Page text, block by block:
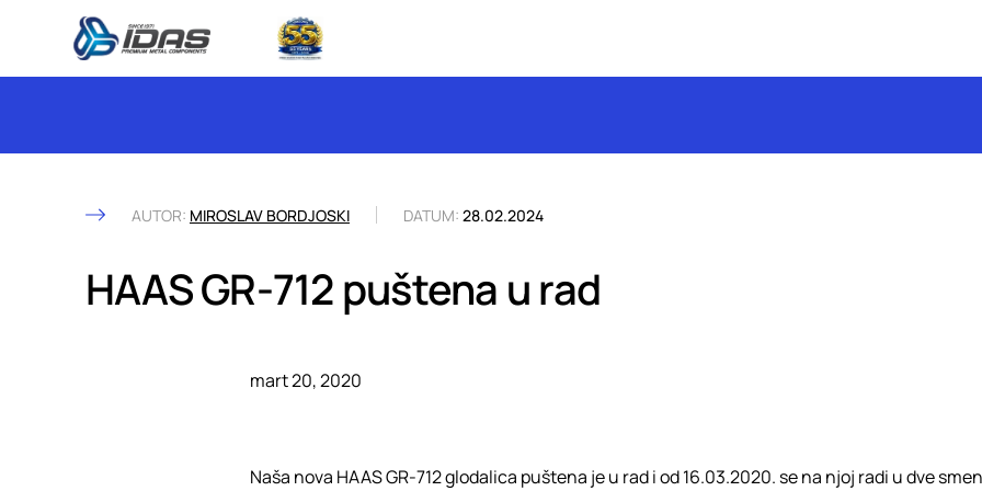
Skip to content
HAAS GR-712 puštena u rad
AUTOR: MIROSLAV BORDJOSKI DATUM: 28.02.2024
mart 20, 2020
Naša nova HAAS GR-712 glodalica puštena je u rad i od 16.03.2020. se na njoj radi u dve